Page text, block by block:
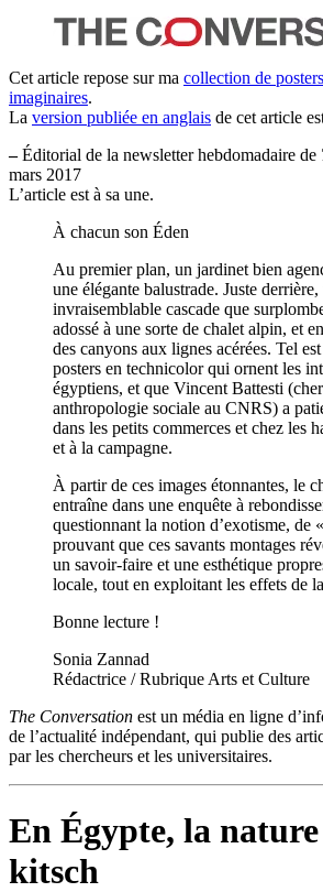
Cet article repose sur ma collection de
imaginaires.
La version publiée en anglais de cet article
–Éditorial de la newsletter hebdomadaire de
mars 2017
L’article est à sa une.
À chacun son Éden
Au premier plan, un jardinet bien
une élégante balustrade. Juste derrière,
invraisemblable cascade que
adossé à une sorte de chalet alpin, et
des canyons aux lignes acérées. Tel
posters en technicolor qui ornent les
égyptiens, et que Vincent Battesti
anthropologie sociale au CNRS) a
dans les petits commerces et chez les
et à la campagne.
À partir de ces images étonnantes, le
entraîne dans une enquête à
questionnant la notion d’exotisme, de
prouvant que ces savants montages
un savoir-faire et une esthétique
locale, tout en exploitant les effets de
Bonne lecture !
Sonia Zannad
Rédactrice / Rubrique Arts et Culture
The Conversation est un média en ligne
de l’actualité indépendant, qui publie des
par les chercheurs et les universitaires.
En Égypte, la
kitsch